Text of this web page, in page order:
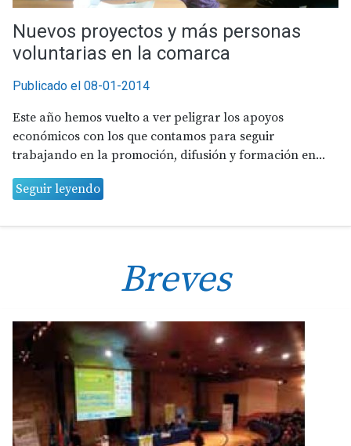
Nuevos proyectos y más personas
voluntarias en la comarca
Publicado el 08-01-2014
Este año hemos vuelto a ver peligrar los apoyos
económicos con los que contamos para seguir
trabajando en la promoción, difusión y formación en...
Seguir leyendo
Breves